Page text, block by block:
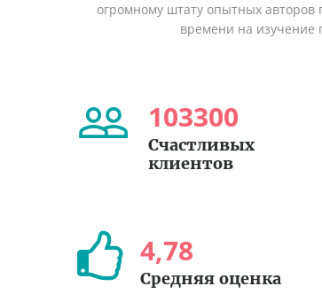
огромному штату опытных авторов
времени на изучение
103300
Счастливых
клиентов
4,78
Средняя оценка